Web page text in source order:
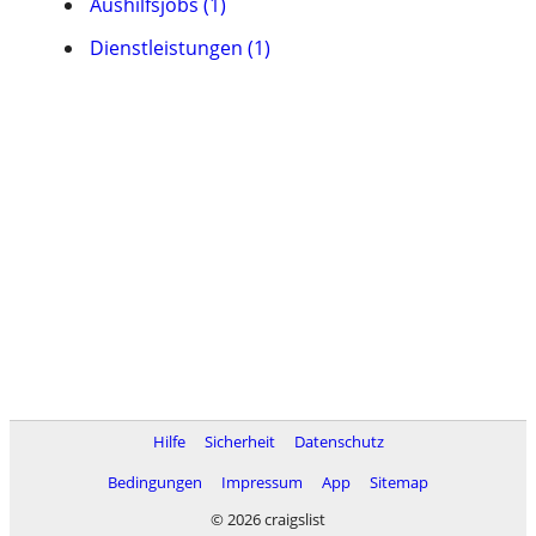
Dienstleistungen (1)
Hilfe Sicherheit
Datenschutz
Bedingungen
Impressum App
Sitemap
© 2026 craigslist